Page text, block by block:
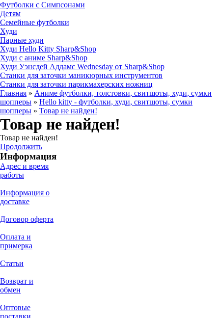
Футболки с Симпсонами
Детям
Семейные футболки
Худи
Парные худи
Худи Hello Kitty Sharp&Shop
Худи с аниме Sharp&Shop
Худи Уэнсдей Аддамс Wednesday от Sharp&Shop
Станки для заточки маникюрных инструментов
Станки для заточки парикмахерских ножниц
Главная » Аниме футболки, толстовки, свитшоты, худи, сумки
шопперы » Hello kitty - футболки, худи, свитшоты, сумки
шопперы » Товар не найден!
Товар не найден!
Товар не найден!
Продолжить
Информация
Адрес и время
работы
Информация о
доставке
Договор оферта
Оплата и
примерка
Статьи
Возврат и
обмен
Оптовые
поставки